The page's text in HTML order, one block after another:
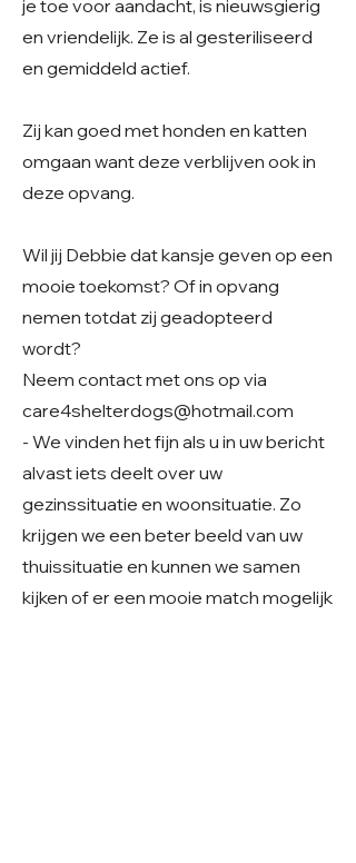
je toe voor aandacht, is nieuwsgierig
en vriendelijk. Ze is al gesteriliseerd
en gemiddeld actief.
Zij kan goed met honden en katten
omgaan want deze verblijven ook in
deze opvang.
Wil jij Debbie dat kansje geven op een
mooie toekomst? Of in opvang
nemen totdat zij geadopteerd
wordt?
Neem contact met ons op via
care4shelterdogs@hotmail.com
- We vinden het fijn als u in uw bericht
alvast iets deelt over uw
gezinssituatie en woonsituatie. Zo
krijgen we een beter beeld van uw
thuissituatie en kunnen we samen
kijken of er een mooie match mogelijk